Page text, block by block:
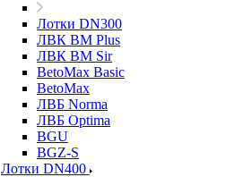
Лотки DN300
ЛВК ВМ Plus
ЛВК ВМ Sir
BetoMax Basic
BetoMax
ЛВБ Norma
ЛВБ Optima
BGU
BGZ-S
Лотки DN400